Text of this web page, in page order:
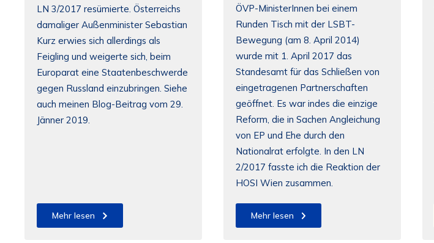
LN 3/2017 resümierte. Österreichs
damaliger Außenminister Sebastian
Kurz erwies sich allerdings als
Feigling und weigerte sich, beim
Europarat eine Staatenbeschwerde
gegen Russland einzubringen. Siehe
auch meinen Blog-Beitrag vom 29.
Jänner 2019.
Mehr lesen
ÖVP-MinisterInnen bei einem
Runden Tisch mit der LSBT-
Bewegung (am 8. April 2014)
wurde mit 1. April 2017 das
Standesamt für das Schließen von
eingetragenen Partnerschaften
geöffnet. Es war indes die einzige
Reform, die in Sachen Angleichung
von EP und Ehe durch den
Nationalrat erfolgte. In den LN
2/2017 fasste ich die Reaktion der
HOSI Wien zusammen.
Mehr lesen